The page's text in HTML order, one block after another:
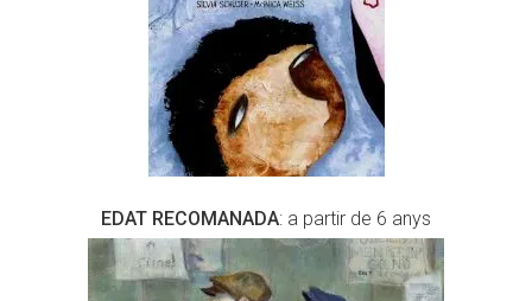
EDAT RECOMANADA: a partir de 6 anys